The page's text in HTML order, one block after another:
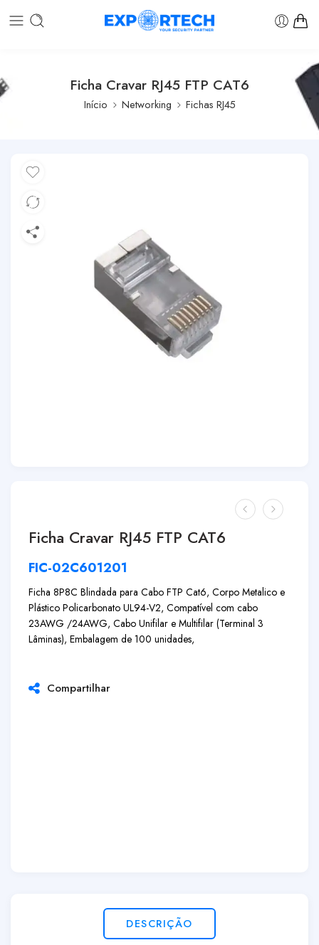
Ficha Cravar RJ45 FTP CAT6
Início Networking Fichas RJ45
Ficha Cravar RJ45 FTP CAT6
FIC-02C601201
Ficha 8P8C Blindada para Cabo FTP Cat6, Corpo Metalico e
Plástico Policarbonato UL94-V2, Compatível com cabo
23AWG /24AWG, Cabo Unifilar e Multifilar (Terminal 3
Lâminas), Embalagem de 100 unidades,
Compartilhar
DESCRIÇÃO